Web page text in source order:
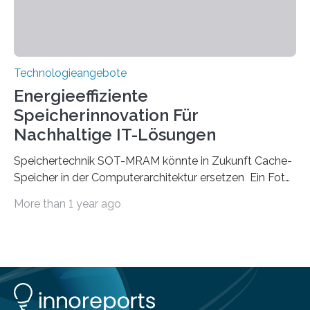
Technologieangebote
Energieeffiziente
Speicherinnovation Für
Nachhaltige IT-Lösungen
Speichertechnik SOT-MRAM könnte in Zukunft Cache-
Speicher in der Computerarchitektur ersetzen Ein Foto,
Hochgeladene Medien landen in riesigen Cloud-
weltweiten Gesamtenergieverbrauchs, was 200
Terawattstunden Strom pro Jahr entspricht. Dieser
More than 1 year ago